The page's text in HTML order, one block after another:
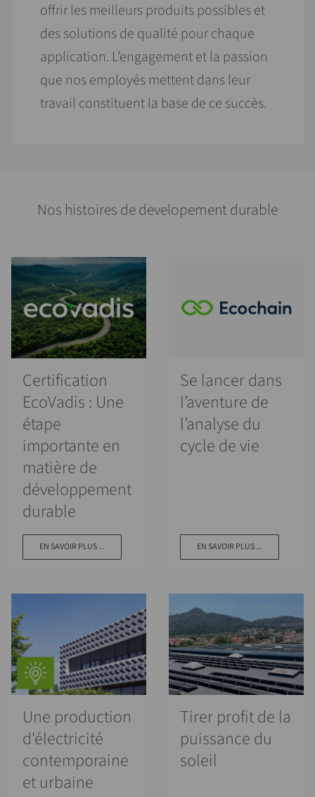
offrir les meilleurs produits possibles et
des solutions de qualité pour chaque
application. L’engagement et la passion
que nos employés mettent dans leur
travail constituent la base de ce succès.
Nos histoires de developement durable
Certification
EcoVadis : Une
étape
importante en
matière de
développement
durable
EN SAVOIR PLUS ...
Se lancer dans
l’aventure de
l’analyse du
cycle de vie
EN SAVOIR PLUS ...
Une production
d'électricité
contemporaine
et urbaine
Tirer profit de la
puissance du
soleil